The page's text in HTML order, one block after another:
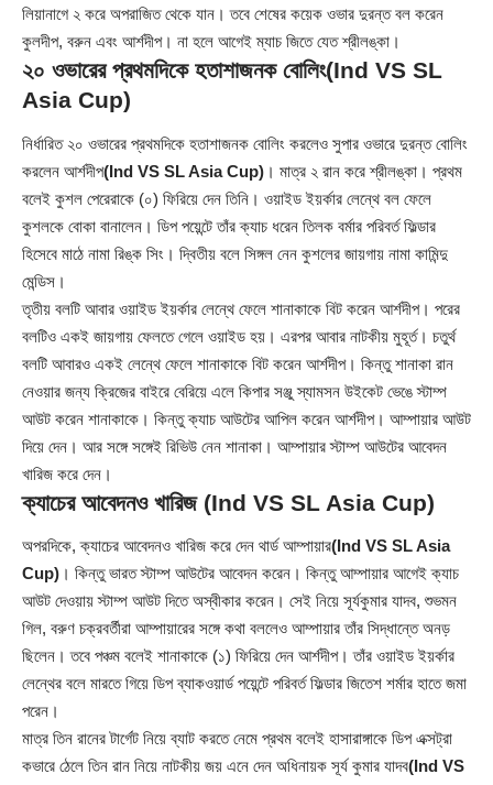
লিয়ানাগে ২ করে অপরাজিত থেকে যান। তবে শেষের কয়েক ওভার দুরন্ত বল করেন
কুলদীপ, বরুন এবং আর্শদীপ। না হলে আগেই ম্যাচ জিতে যেত শ্রীলঙ্কা।
২০ ওভারের প্রথমদিকে হতাশাজনক বোলিং(Ind VS SL
Asia Cup)
নির্ধারিত ২০ ওভারের প্রথমদিকে হতাশাজনক বোলিং করলেও সুপার ওভারে দুরন্ত বোলিং
করলেন আর্শদীপ(Ind VS SL Asia Cup) । মাত্র ২ রান করে শ্রীলঙ্কা। প্রথম
বলেই কুশল পেরেরাকে (০) ফিরিয়ে দেন তিনি। ওয়াইড ইয়র্কার লেন্থে বল ফেলে
কুশলকে বোকা বানালেন। ডিপ পয়েন্টে তাঁর ক্যাচ ধরেন তিলক বর্মার পরিবর্ত ফিল্ডার
হিসেবে মাঠে নামা রিঙ্ক সিং। দ্বিতীয় বলে সিঙ্গল নেন কুশলের জায়গায় নামা কামিন্দু
মেন্ডিস।
তৃতীয় বলটি আবার ওয়াইড ইয়র্কার লেন্থে ফেলে শানাকাকে বিট করেন আর্শদীপ। পরের
বলটিও একই জায়গায় ফেলতে গেলে ওয়াইড হয়। এরপর আবার নাটকীয় মুহূর্ত। চতুর্থ
বলটি আবারও একই লেন্থে ফেলে শানাকাকে বিট করেন আর্শদীপ। কিন্তু শানাকা রান
নেওয়ার জন্য ক্রিজের বাইরে বেরিয়ে এলে কিপার সঞ্জু স্যামসন উইকেট ভেঙে স্টাম্প
আউট করেন শানাকাকে। কিন্তু ক্যাচ আউটের আপিল করেন আর্শদীপ। আম্পায়ার আউট
দিয়ে দেন। আর সঙ্গে সঙ্গেই রিভিউ নেন শানাকা। আম্পায়ার স্টাম্প আউটের আবেদন
খারিজ করে দেন।
ক্যাচের আবেদনও খারিজ (Ind VS SL Asia Cup)
অপরদিকে, ক্যাচের আবেদনও খারিজ করে দেন থার্ড আম্পায়ার(Ind VS SL Asia
Cup) । কিন্তু ভারত স্টাম্প আউটের আবেদন করেন। কিন্তু আম্পায়ার আগেই ক্যাচ
আউট দেওয়ায় স্টাম্প আউট দিতে অস্বীকার করেন। সেই নিয়ে সূর্যকুমার যাদব, শুভমন
গিল, বরুণ চক্রবর্তীরা আম্পায়ারের সঙ্গে কথা বললেও আম্পায়ার তাঁর সিদ্ধান্তে অনড়
ছিলেন। তবে পঞ্চম বলেই শানাকাকে (১) ফিরিয়ে দেন আর্শদীপ। তাঁর ওয়াইড ইয়র্কার
লেন্থের বলে মারতে গিয়ে ডিপ ব্যাকওয়ার্ড পয়েন্টে পরিবর্ত ফিল্ডার জিতেশ শর্মার হাতে জমা
পরেন।
মাত্র তিন রানের টার্গেট নিয়ে ব্যাট করতে নেমে প্রথম বলেই হাসারাঙ্গাকে ডিপ এক্সট্রা
কভারে ঠেলে তিন রান নিয়ে নাটকীয় জয় এনে দেন অধিনায়ক সূর্য কুমার যাদব(Ind VS